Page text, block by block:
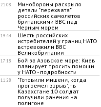
21:08
Минобороны раскрыло
детали "перехвата"
российских самолетов
британскими ВВС над
Черным морем
19:44
Шесть российских
истребителей у границ НАТО
встревожили ВВС
Великобритании
17:18
Бой за Азовское море: Киев
планирует просить помощи
у НАТО - подробности
11:28
"Готовили мишени, когда
прогремел взрыв", - в
Казахстане 10 солдат
получили ранения на
полигоне